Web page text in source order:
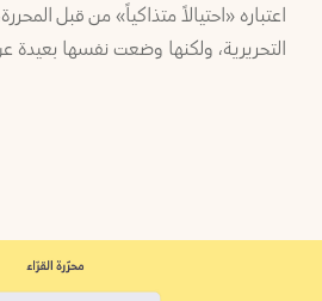
اعتباره «احتيالاً متذاكياً» من قبل
التحريرية، ولكنها وضعت نفسها بعيدة عن